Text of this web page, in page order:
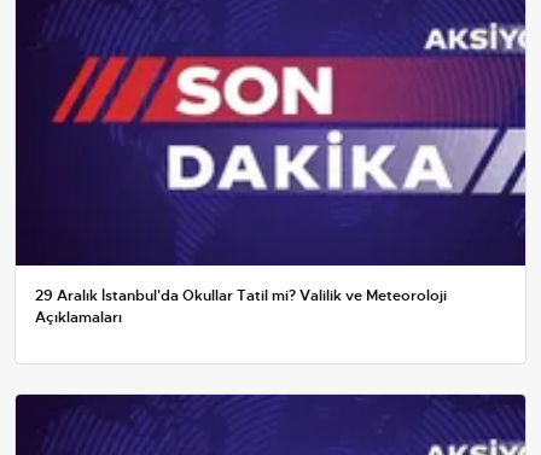
29 Aralık İstanbul'da Okullar Tatil mi? Valilik ve Meteoroloji
Açıklamaları